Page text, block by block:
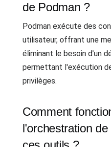
de Podman ?
Podman exécute des
utilisateur, offrant une
éliminant le besoin d'un
permettant l'exécution
privilèges.
Comment
l'orchestration